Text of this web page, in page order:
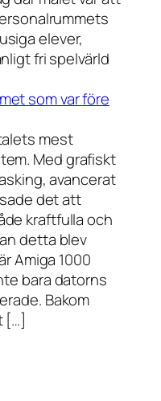
elever,
fri spelvärld
som var före
mest
Med grafiskt
avancerat
det att
kraftfulla och
detta blev
Amiga 1000
bara datorns
Bakom
[…]